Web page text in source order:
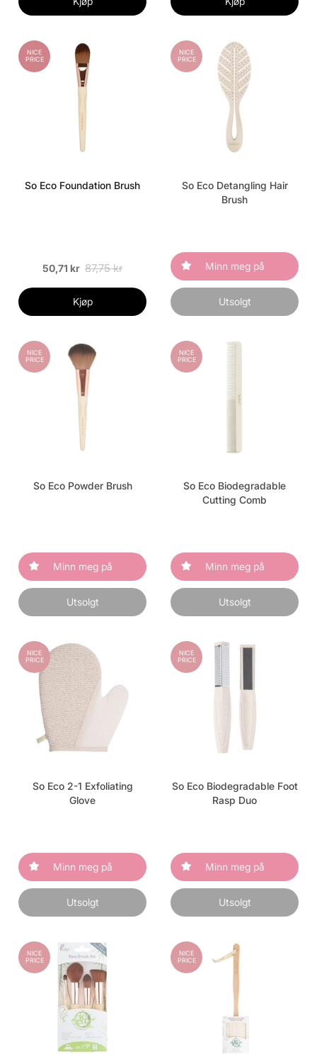
NICE
PRICE
So Eco Foundation Brush
50,71 kr 87,75 kr
Kjøp
NICE
PRICE
So Eco Detangling Hair
Brush
Minn meg på
Utsolgt
NICE
PRICE
So Eco Powder Brush
Minn meg på
Utsolgt
NICE
PRICE
So Eco Biodegradable
Cutting Comb
Minn meg på
Utsolgt
NICE
PRICE
So Eco 2-1 Exfoliating
Glove
Minn meg på
Utsolgt
NICE
PRICE
So Eco Biodegradable Foot
Rasp Duo
Minn meg på
Utsolgt
NICE
PRICE
NICE
PRICE